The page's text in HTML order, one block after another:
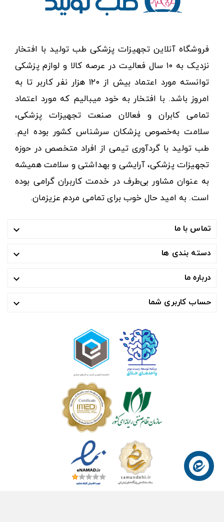
فروشگاه آنلاین تجهیزات پزشکی طب تولید با افتخار
نزدیک به ۱۰ سال فعالیت در عرصه کالا و لوازم پزشکی
توانسته مورد اعتماد بیش از ۱۲۰ هزار نفر کاربر تا به
امروز باشد. با افتخار به خود میبالیم که مورد اعتماد
تمامی کابران و فعالان صنعت تجهیزات پزشکی،
سلامت به‌خصوص پزشکان سرشناس کشور بوده ایم.
طب تولید با گردآوری تیمی از افراد متخصص در حوزه
تجهیزات پزشکی، آرایشی و بهداشتی و سلامت همیشه
به عنوان مشاور بی‌طرف در خدمت کاربران گرامی بوده
است. به امید حال خوب برای تمامی مردم عزیزمان.
تماس با ما 
دسته بندی ها 
درباره ما 
حساب کاربری شما 